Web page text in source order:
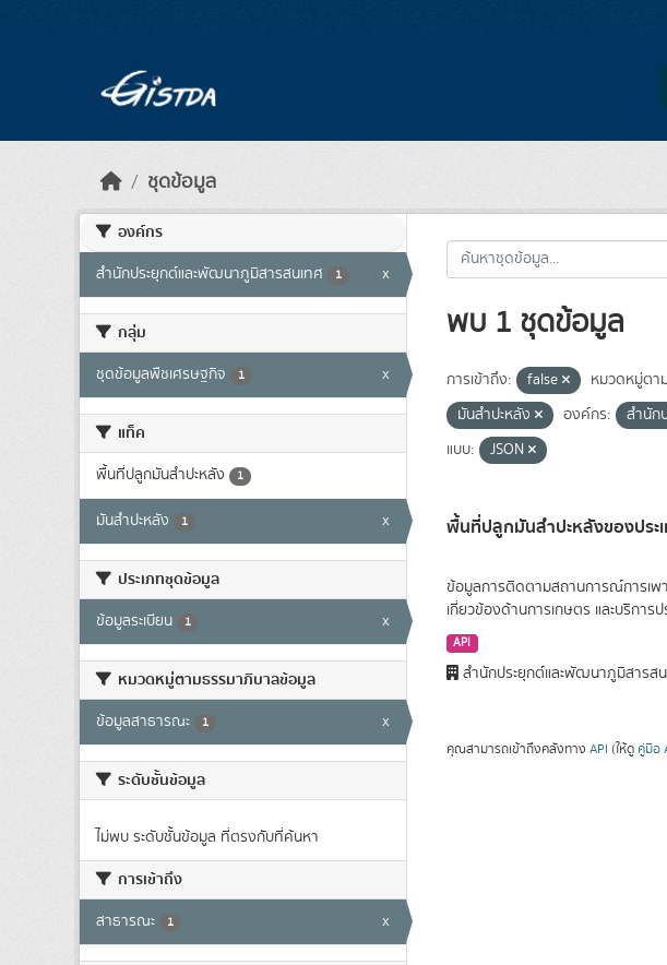
ชุดข้อมูล
องค์กร
สำนักประยุกต์และพัฒนาภูมิสารสนเทศ 1 x
กลุ่ม
ชุดข้อมูลพืชเศรษฐกิจ 1 x
แท็ค
พื้นที่ปลูกมันสำปะหลัง 1
มันสำปะหลัง 1 x
ประเภทชุดข้อมูล
ข้อมูลระเบียน 1 x
หมวดหมู่ตามธรรมาภิบาลข้อมูล
ข้อมูลสาธารณะ 1 x
ระดับชั้นข้อมูล
ไม่พบ ระดับชั้นข้อมูล ที่ตรงกับที่ค้นหา
การเข้าถึง
สาธารณะ 1 x
พบ 1 ชุดข้อมูล
การเข้าถึง: false หมวดหมู่ตา
มันสำปะหลัง
องค์กร: สำนัก
แบบ:
JSON
พื้นที่ปลูกมันสำปะหลังของประ
ข้อมูลการติดตามสถานการณ์การเพา
เกี่ยวข้องด้านการเกษตร และบริการป
API
สำนักประยุกต์และพัฒนาภูมิสารส
คุณสามารถเข้าถึงคลังทาง API (ให้ดู คู่มือ